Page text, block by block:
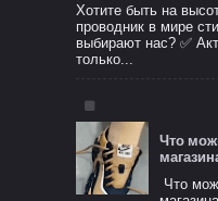
Хотите быть на
проводник в мире
выбирают нас? ✅
только...
Что
Что